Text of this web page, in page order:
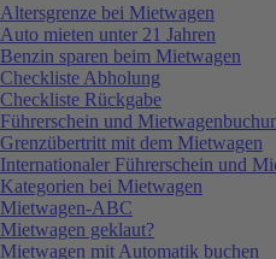
Altersgrenze bei Mietwagen
Auto mieten unter 21 Jahren
Benzin sparen beim Mietwagen
Checkliste Abholung
Checkliste Rückgabe
Führerschein und
Grenzübertritt mit dem Mietwagen
Internationaler Führerschein und
Kategorien bei Mietwagen
Mietwagen-ABC
Mietwagen geklaut?
Mietwagen mit Automatik buchen